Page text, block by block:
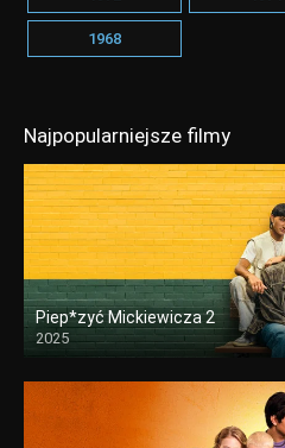
1968
Najpopularniejsze filmy
Piep*zyć Mickiewicza 2
2025